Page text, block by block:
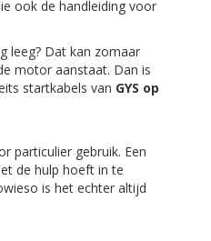
ook de handleiding voor
leeg? Dat kan zomaar
motor aanstaat. Dan is
startkabels van GYS op
particulier gebruik. Een
de hulp hoeft in te
is het echter altijd